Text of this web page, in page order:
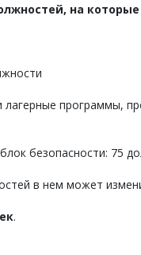
на
программы,
безопасности: 75
в нем может
.